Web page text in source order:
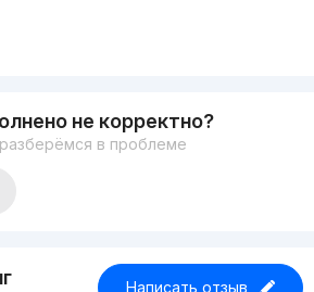
у.е.; небольшой торг уместен при
Рустам, 90 952 05 01.
не корректно?
в проблеме
Написать отзыв